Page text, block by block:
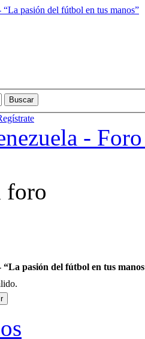
-
foro
pasión del fútbol en tus